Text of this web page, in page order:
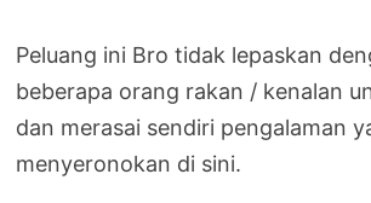
Peluang ini Bro tidak lepaskan
beberapa orang rakan / kenalan
dan merasai sendiri pengalaman
menyeronokan di sini.